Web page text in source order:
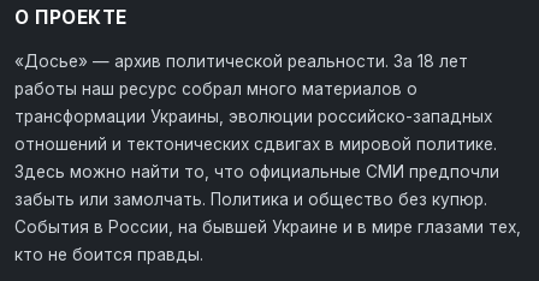
О ПРОЕКТЕ
«Досье» — архив политической реальности. За 18 лет
работы наш ресурс собрал много материалов о
трансформации Украины, эволюции российско-западных
отношений и тектонических сдвигах в мировой политике.
Здесь можно найти то, что официальные СМИ предпочли
забыть или замолчать. Политика и общество без купюр.
События в России, на бывшей Украине и в мире глазами тех,
кто не боится правды.